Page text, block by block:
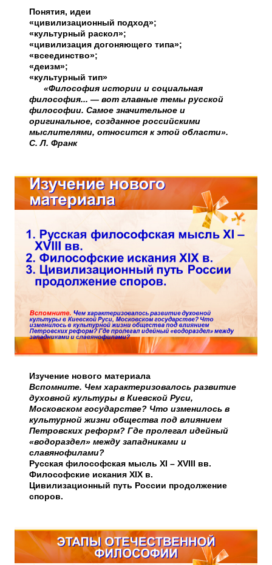
Понятия, идеи
«цивилизационный подход»;
«культурный раскол»;
«цивилизация догоняющего типа»;
«всеединство»;
«деизм»;
«культурный тип»
«Философия истории и социальная
философия... — вот главные темы русской
философии. Самое значительное и
оригинальное, созданное российскими
мыслителями, относится к этой области».
С. Л. Франк
Изучение нового материала
Вспомните. Чем характеризовалось развитие
духовной культуры в Киевской Руси,
Московском государстве? Что изменилось в
культурной жизни общества под влиянием
Петровских реформ? Где пролегал идейный
«водораздел» между западниками и
славянофилами?
Русская философская мысль XI – XVIII вв.
Философские искания XIX в.
Цивилизационный путь России продолжение
споров.